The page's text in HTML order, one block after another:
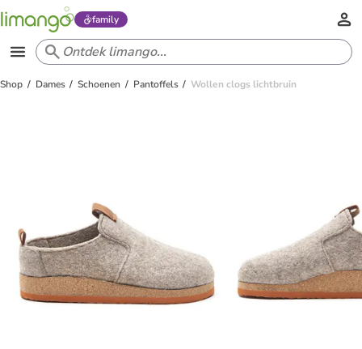
family
Shop Dames Schoenen Pantoffels Wollen clogs lichtbruin